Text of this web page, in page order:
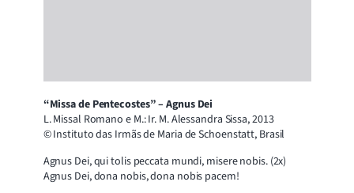
“Missa de Pentecostes” – Agnus Dei
L. Missal Romano e M.: Ir. M. Alessandra Sissa, 2013
© Instituto das Irmãs de Maria de Schoenstatt, Brasil
Agnus Dei, qui tolis peccata mundi, misere nobis. (2x)
Agnus Dei, dona nobis, dona nobis pacem!